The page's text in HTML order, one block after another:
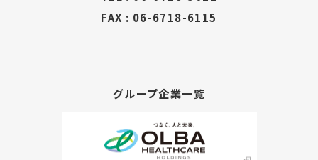
FAX : 06-6718-6115
グループ企業一覧